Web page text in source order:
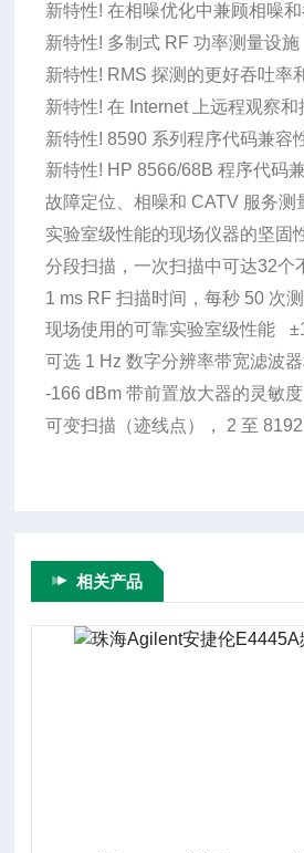
新特性! 在相噪优化中兼顾相噪
新特性! 多制式 RF 功率测量设施
新特性! RMS 探测的更好吞吐率
新特性! 在 Internet 上远程观察和
新特性! 8590 系列程序代码兼容
新特性! HP 8566/68B 程序代码
故障定位、相噪和 CATV 服务测
实验室级性能的现场仪器的坚固
分段扫描，一次扫描中可达32个
1 ms RF 扫描时间，每秒 50 次
现场使用的可靠实验室级性能
可选 1 Hz 数字分辨率带宽滤波
-166 dBm 带前置放大器的灵敏
可变扫描（迹线点）， 2 至 8192
相关产品